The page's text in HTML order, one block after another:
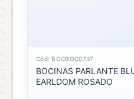
Cód: BOCBOC0737
BOCINAS PARLANTE
EARLDOM ROSADO